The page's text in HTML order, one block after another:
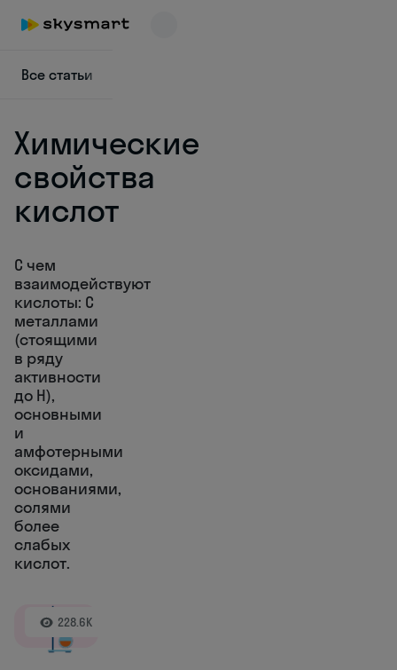
Все статьи
Химические
свойства
кислот
С чем
взаимодействуют
кислоты: С
металлами
(стоящими
в ряду
активности
до H),
основными
и
амфотерными
оксидами,
основаниями,
солями
более
слабых
кислот.
228.6K